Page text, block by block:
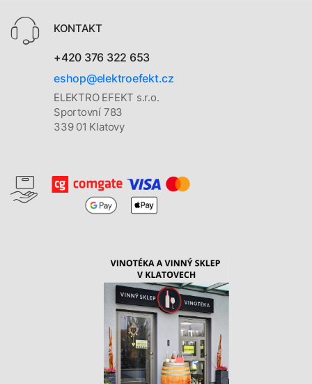
KONTAKT
+420 376 322 653
eshop@elektroefekt.cz
ELEKTRO EFEKT s.r.o.
Sportovní 783
339 01 Klatovy